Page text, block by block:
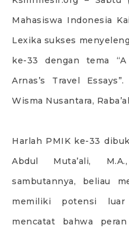
Mahasiswa Indonesia
Lexika sukses
ke-33 dengan tema
Arnas’s Travel
Wisma Nusantara,
Harlah PMIK ke-33
Abdul Muta’ali,
sambutannya, beliau
memiliki potensi luar
mencatat bahwa